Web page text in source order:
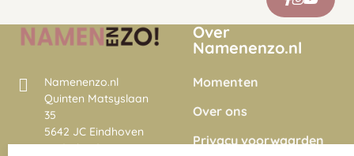
Namenenzo.nl
Quinten Matsyslaan
35
5642 JC Eindhoven
Nederland
Over
Namenenzo.nl
Momenten
Over ons
Privacy voorwaarden